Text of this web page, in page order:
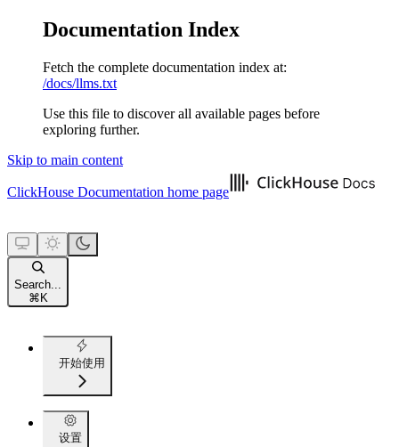
Documentation Index
Fetch the complete documentation index at:
/docs/llms.txt
Use this file to discover all available pages before
exploring further.
Skip to main content
ClickHouse Documentation home page
Search...
⌘ K
开始使用
设置